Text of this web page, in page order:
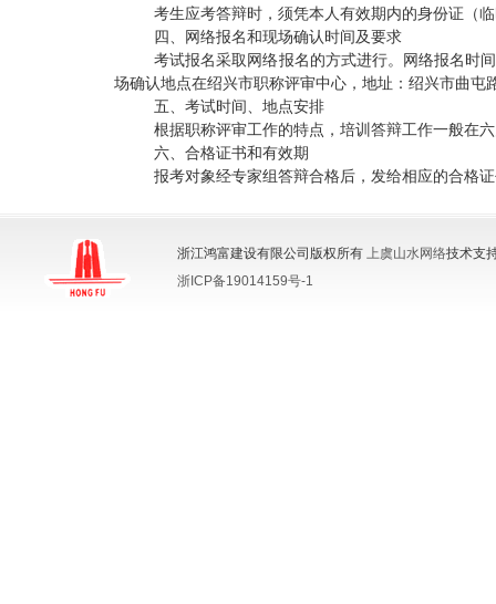
考生应考答辩时，须凭本人有效期内的身份证（
四、
网络报名和现场确认时间及要求
考试报名采取网络报名的方式进行。
网络报名时
场确认地点在绍兴市职称评审中心，地址：绍兴市曲屯
五、 考试时间、地点安排
根据职称评审工作的特点，培训答辩工作一般在
六、 合格证书和有效期
报考对象经专家组答辩合格后，发给相应的合格
浙江鸿富建设有限公司版权所有 上虞山水网络技术支
浙ICP备19014159号-1